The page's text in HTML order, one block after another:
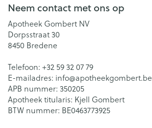
Neem contact met ons op
Apotheek Gombert NV
Dorpsstraat 30
8450 Bredene
Telefoon: +32 59 32 07 79
E-mailadres: info@apotheekgombert.be
APB nummer: 350205
Apotheek titularis: Kjell Gombert
BTW nummer: BE0463773925